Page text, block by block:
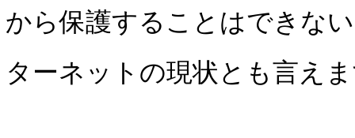
から保護することはできな
ターネットの現状とも言え